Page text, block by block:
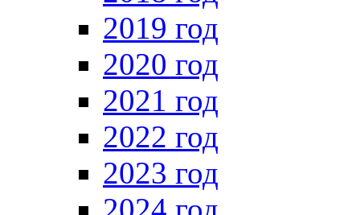
2019 год
2020 год
2021 год
2022 год
2023 год